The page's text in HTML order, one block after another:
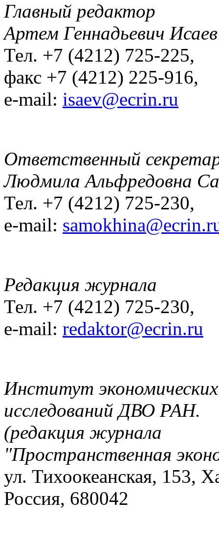
Главный редактор
Артем Геннадьевич Исаев
Тел. +7 (4212) 725-225,
факс +7 (4212) 225-916,
e-mail: isaev@ecrin.ru
Ответственный
Людмила Альфредовна
Тел. +7 (4212) 725-230,
e-mail:
Редакция журнала
Тел. +7 (4212) 725-230,
e-mail: redaktor@ecrin.ru
Институт экономических
исследований ДВО РАН.
(редакция журнала
"Пространственная
ул. Тихоокеанская, 153,
Россия, 680042